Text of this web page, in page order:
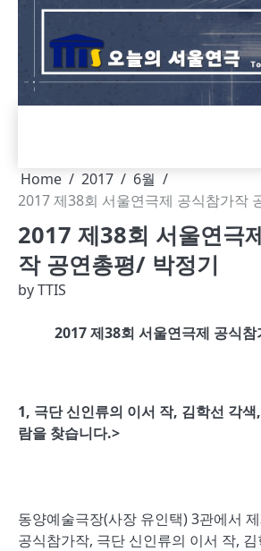
Skip
content
Home 2017
6월
2017 제38회 서울연극제 공식참가작
2017 제38회 서울연극
작 공연총평/ 박정기
byTTIS
2017제38회 서울연극제 공식
1, 극단 신인류의 이서 작, 김학선 각색,
람을 찾습니다.>
동양예술극장(사장 유인택) 3관에서
공식참가작, 극단 신인류의 이서 작,